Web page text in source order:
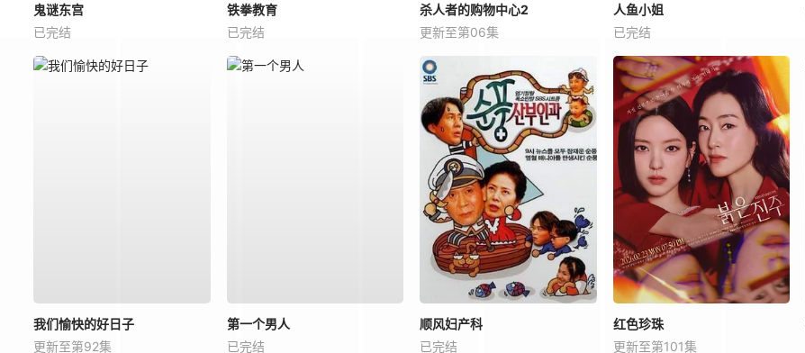
鬼谜东宫
已完结
铁拳教育
已完结
杀人者的购物中心2
更新至第06集
人鱼小姐
已完结
我们愉快的好日子
更新至第92集
第一个男人
已完结
顺风妇产科
已完结
红色珍珠
更新至第101集